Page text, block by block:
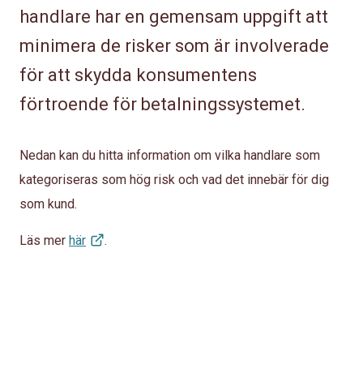
handlare har en gemensam uppgift att
minimera de risker som är involverade
för att skydda konsumentens
förtroende för betalningssystemet.
Nedan kan du hitta information om vilka handlare som
kategoriseras som hög risk och vad det innebär för dig
som kund.
Läs mer här .